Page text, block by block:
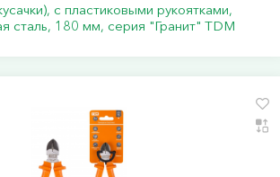
с пластиковыми рукоятками,
сталь, 180 мм, серия "Гранит" TDM